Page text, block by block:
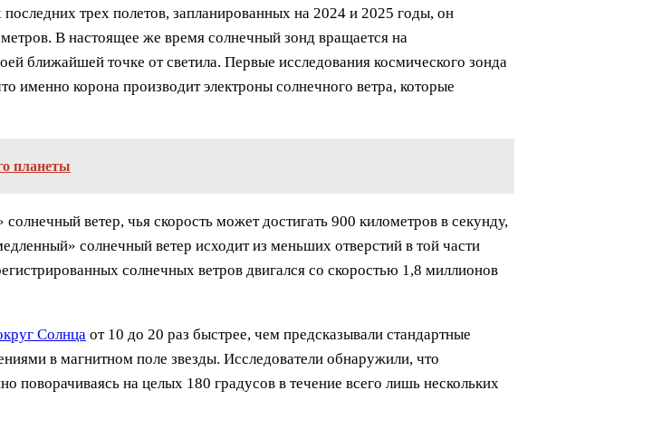
трех полетов, запланированных на 2024 и 2025 годы, он
В настоящее же время солнечный зонд вращается на
ближайшей точке от светила. Первые исследования космического зонда
именно корона производит электроны солнечного ветра, которые
планеты
ветер, чья скорость может достигать 900 километров в секунду,
солнечный ветер исходит из меньших отверстий в той части
солнечных ветров двигался со скоростью 1,8 миллионов
Солнца от 10 до 20 раз быстрее, чем предсказывали стандартные
в магнитном поле звезды. Исследователи обнаружили, что
поворачиваясь на целых 180 градусов в течение всего лишь нескольких